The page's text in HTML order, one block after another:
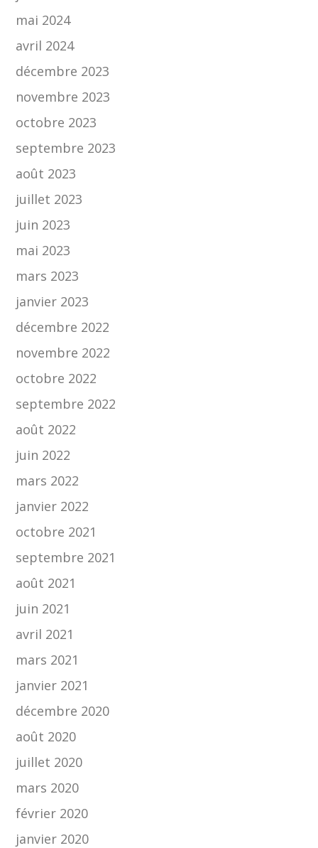
mai 2024
avril 2024
décembre 2023
novembre 2023
octobre 2023
septembre 2023
août 2023
juillet 2023
juin 2023
mai 2023
mars 2023
janvier 2023
décembre 2022
novembre 2022
octobre 2022
septembre 2022
août 2022
juin 2022
mars 2022
janvier 2022
octobre 2021
septembre 2021
août 2021
juin 2021
avril 2021
mars 2021
janvier 2021
décembre 2020
août 2020
juillet 2020
mars 2020
février 2020
janvier 2020